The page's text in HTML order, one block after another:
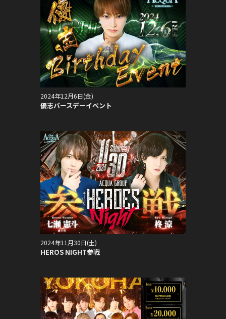
2024年12月6日(金)
優志バースデーイベント
2024年11月30日(土)
HEROS NIGHT参戦